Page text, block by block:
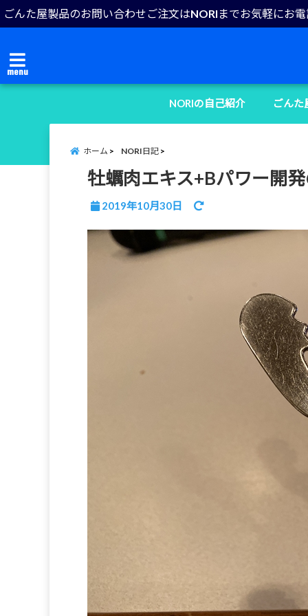
ごんた屋製品のお問い合わせご注文はNORIまでお気軽にお
menu
NORIの自己紹介 ごんた
ホーム NORI日記
牡蠣肉エキス+Bパワー開
2019年10月30日